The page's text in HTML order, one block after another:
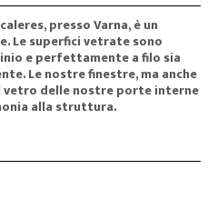
presso Varna, è un
Le superfici vetrate sono
e perfettamente a filo sia
Le nostre finestre, ma anche
vetro delle nostre porte interne
alla struttura.